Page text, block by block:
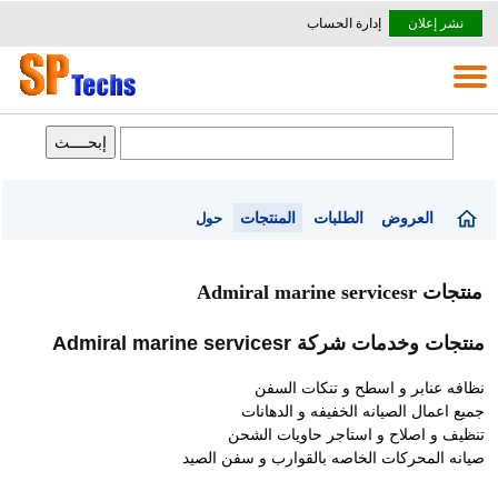
نشر إعلان إدارة الحساب
العروض الطلبات المنتجات حول
منتجات Admiral marine servicesr
منتجات وخدمات شركة Admiral marine servicesr
نظافه عنابر و اسطح و تنكات السفن
جميع اعمال الصيانه الخفيفه و الدهانات
تنظيف و اصلاح و استاجر حاويات الشحن
صيانه المحركات الخاصه بالقوارب و سفن الصيد